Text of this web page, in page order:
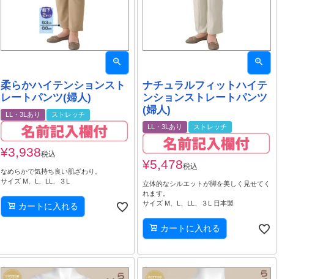
柔らかハイテンションスト
レートパンツ(婦人)
LL・3Lあり ストレッチ
¥3,938税込
なめらかで気持ち良い肌ざわり。
サイズ M、L、LL、３L
カートに入れる
ナチュラルフィットハイテ
ンションストレートパンツ
(婦人)
LL・3Lあり ストレッチ
¥5,478税込
立体的なシルエットが脚を美しく見せてく
れます。
サイズ M、L、LL、３L 日本製
カートに入れる